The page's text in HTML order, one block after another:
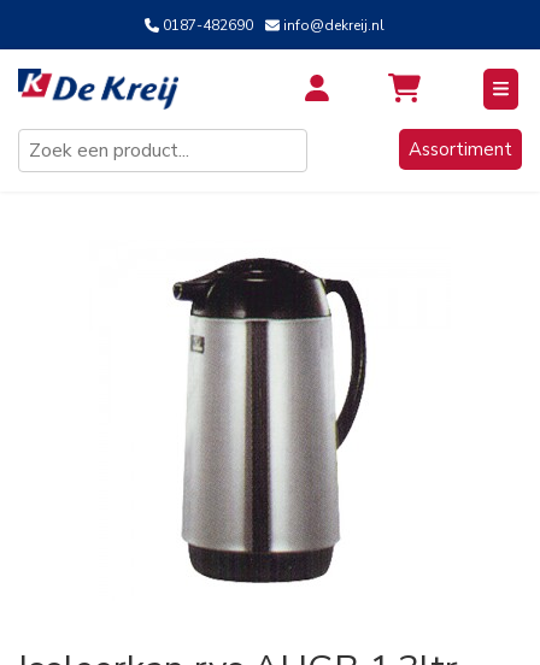
0187-482690 info@dekreij.nl
Inloggen / Aanmelden
Assortiment